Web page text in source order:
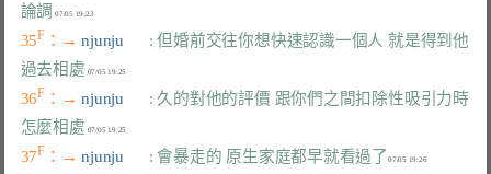
論調
07/05 19:23
35F ：→ njunju : 但婚前交往你想快速認識一個人 就是得到他
過去相處
36F ：→ njunju : 久的對他的評價 跟你們之間扣除性吸引力時
怎麼相處
37F ：→ njunju : 會暴走的 原生家庭都早就看過了 07/05 19:26